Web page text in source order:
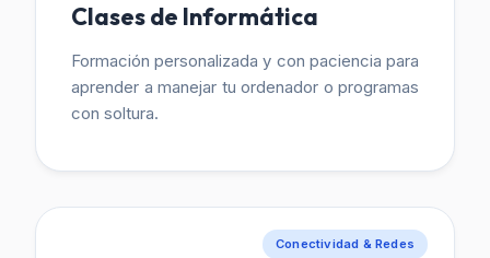
Clases de Informática
Formación personalizada y con paciencia para
aprender a manejar tu ordenador o programas
con soltura.
Conectividad & Redes